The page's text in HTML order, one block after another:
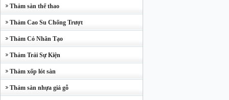
Thảm sàn thể thao
Thảm Cao Su Chống Trượt
Thảm Cỏ Nhân Tạo
Thảm Trải Sự Kiện
Thảm xốp lót sàn
Thảm sàn nhựa giả gỗ